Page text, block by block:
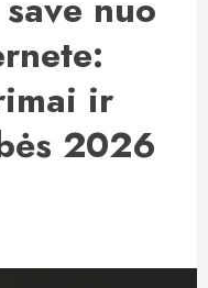
ir
2026